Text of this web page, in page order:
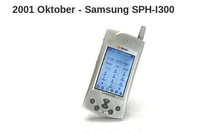
2001 Oktober - Samsung SPH-I300